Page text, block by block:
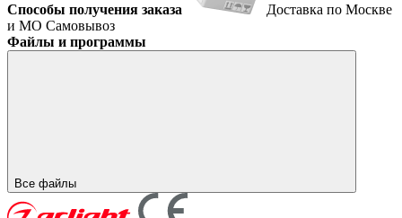
Способы получения заказа
Доставка по Москве
и МО Самовывоз
Файлы и программы
Все файлы